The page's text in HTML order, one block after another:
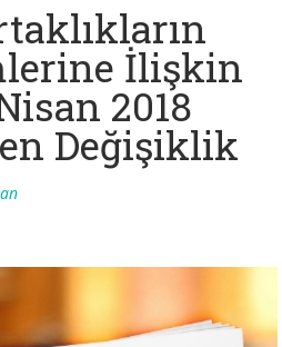
İlişkin
2018
Değişiklik